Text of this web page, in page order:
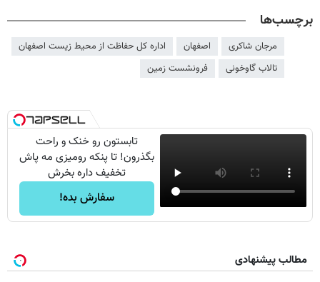
برچسب‌ها
مرجان شاکری اصفهان
اداره کل حفاظت از محیط زیست اصفهان
تالاب گاوخونی
فرونشست زمین
تابستون رو خنک و راحت
بگذرون! تا پنکه رومیزی مه پاش
تخفیف داره بخرش
سفارش بده!
مطالب پیشنهادی